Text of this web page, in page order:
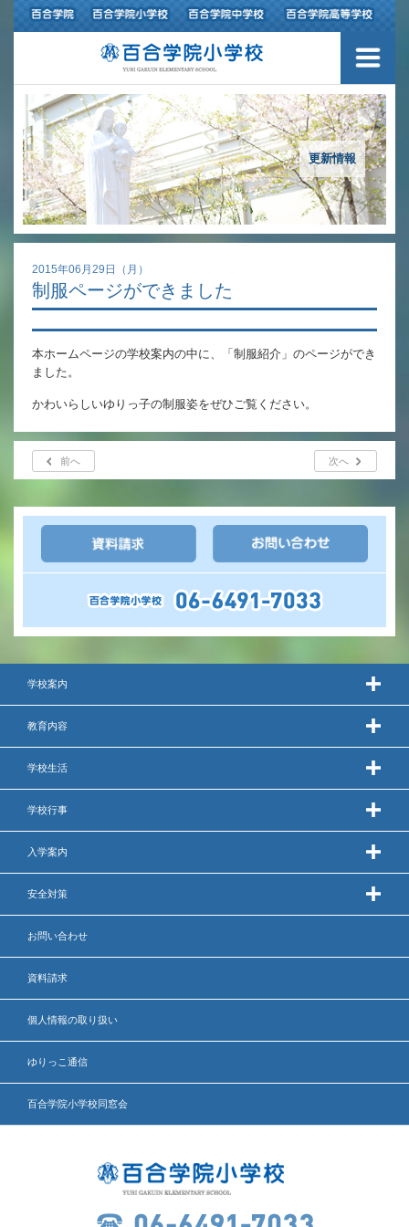
更新情報
2015年06月29日（月）
制服ページができました
本ホームページの学校案内の中に、「制服紹介」のページができ
ました。
かわいらしいゆりっ子の制服姿をぜひご覧ください。
前へ 次へ
学校案内
教育内容
学校生活
学校行事
入学案内
安全対策
お問い合わせ
資料請求
個人情報の取り扱い
ゆりっこ通信
百合学院小学校同窓会
３つの豊かさ・沿革
施設紹介
アクセスマップ
制服紹介
スクールバス運行
授業の特色
委員会
百合学院小学校の一日
学校感染症に関する 報告書・登校
許可証
年間行事
行事紹介
説明会・公開行事